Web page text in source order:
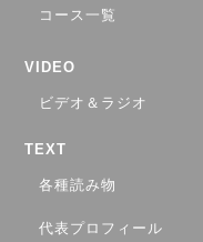
コース一覧
VIDEO
ビデオ＆ラジオ
TEXT
各種読み物
代表プロフィール